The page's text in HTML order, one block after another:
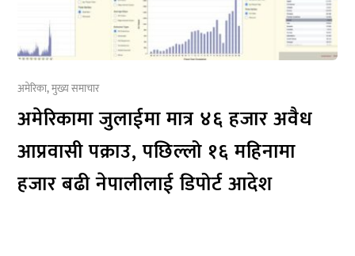
अमेरिका,मुख्य समाचार
अमेरिकामा जुलाईमा मात्र ४६ हजार अवैध
आप्रवासी पक्राउ, पछिल्लो १६ महिनामा
हजार बढी नेपालीलाई डिपोर्ट आदेश